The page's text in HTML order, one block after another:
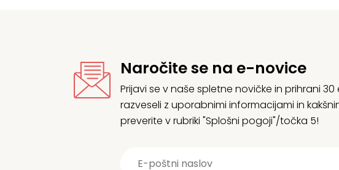
Naročite se na e-novice
Prijavi se v naše spletne novičke in prihrani
razveseli z uporabnimi informacijami in
preverite v rubriki "Splošni pogoji"/točka 5!